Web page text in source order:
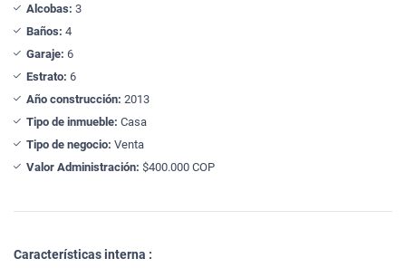
Alcobas: 3
Baños: 4
Garaje: 6
Estrato: 6
Año construcción: 2013
Tipo de inmueble: Casa
Tipo de negocio: Venta
Valor Administración: $400.000 COP
Características interna :